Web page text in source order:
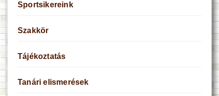
Sportsikereink
Szakkör
Tájékoztatás
Tanári elismerések